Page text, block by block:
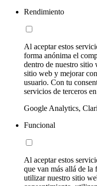
Rendimiento
Al aceptar estos
forma anónima el
dentro de nuestro sitio
sitio web y mejorar
usuario. Con tu
servicios de terceros
Google Analytics,
Funcional
Al aceptar estos
que van más allá de la
utilizar nuestro sitio